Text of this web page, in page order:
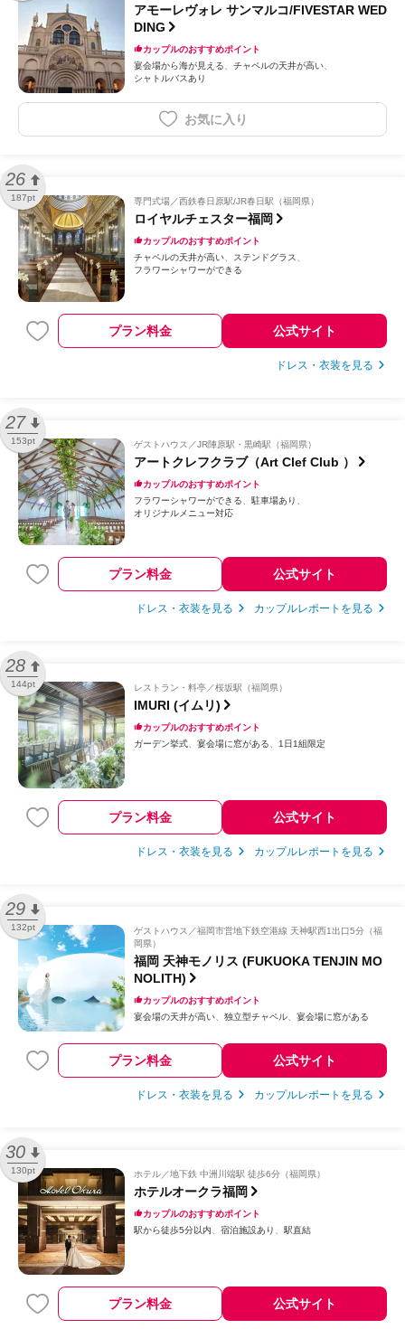
アモーレヴォレ サンマルコ/FIVESTAR WED
DING
カップルのおすすめポイント
宴会場から海が見える
チャペルの天井が高い
シャトルバスあり
お気に入り
26
187pt 専門式場 西鉄春日原駅/JR春日駅（福岡県）
ロイヤルチェスター福岡
カップルのおすすめポイント
チャペルの天井が高い
ステンドグラス
フラワーシャワーができる
プラン料金 公式サイト
ドレス・衣装を見る
27
153pt ゲストハウス JR陣原駅・黒崎駅（福岡県）
アートクレフクラブ（Art Clef Club ）
カップルのおすすめポイント
フラワーシャワーができる
駐車場あり
オリジナルメニュー対応
プラン料金 公式サイト
ドレス・衣装を見る カップルレポートを見る
28
144pt レストラン・料亭 桜坂駅（福岡県）
IMURI (イムリ)
カップルのおすすめポイント
ガーデン挙式
宴会場に窓がある 1日1組限定
プラン料金 公式サイト
ドレス・衣装を見る カップルレポートを見る
29
132pt ゲストハウス
福岡市営地下鉄空港線 天神駅西1出口5分（福
岡県）
福岡 天神モノリス (FUKUOKA TENJIN MO
NOLITH)
カップルのおすすめポイント
宴会場の天井が高い
独立型チャペル 宴会場に窓がある
プラン料金 公式サイト
ドレス・衣装を見る カップルレポートを見る
30
130pt ホテル 地下鉄 中洲川端駅 徒歩6分（福岡県）
ホテルオークラ福岡
カップルのおすすめポイント
駅から徒歩5分以内
宿泊施設あり 駅直結
プラン料金 公式サイト